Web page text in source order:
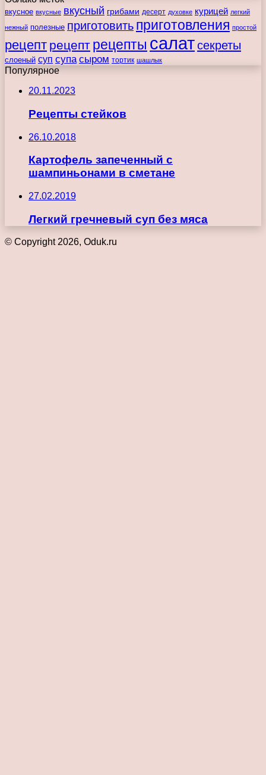
вкусное вкусные вкусный грибами десерт духовке курицей легкий
нежный полезные приготовить приготовления простой
рецепт рецепт рецепты салатсекреты
слоеный суп супа сыром тортик шашлык
Популярное
20.11.2023
Рецепты стейков
26.10.2018
Картофель запеченный с
шампиньонами в сметане
27.02.2019
Легкий гречневый суп без мяса
© Copyright 2026, Oduk.ru